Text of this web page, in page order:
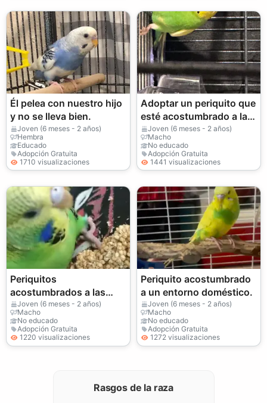
Él pelea con nuestro hijo
y no se lleva bien.
Joven (6 meses - 2 años)
Hembra
Educado
Adopción Gratuita
1710 visualizaciones
Adoptar un periquito que
esté acostumbrado a la
gente.
Joven (6 meses - 2 años)
Macho
No educado
Adopción Gratuita
1441 visualizaciones
Periquitos
acostumbrados a las
voces humanas.
Joven (6 meses - 2 años)
Macho
No educado
Adopción Gratuita
1220 visualizaciones
Periquito acostumbrado
a un entorno doméstico.
Joven (6 meses - 2 años)
Macho
No educado
Adopción Gratuita
1272 visualizaciones
Rasgos de la raza